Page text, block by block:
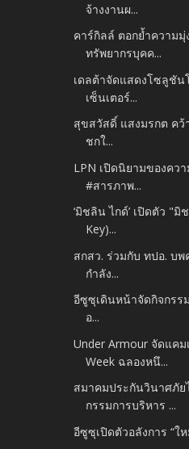
จ้างงานผ...
คาร์กิลล์ ตอกย้ำความ
ทรัพยากรบุคค...
เดลต้าจัดแสดงโซลูชัน
เซ็นเตอร์...
สุขสวัสดิ์ แสงมรกต ค
ชกใ...
LPN เปิดนิยามของคว
#สารภาพ...
‘มิชลิน ไกด์’ เปิดตัว "มิ
Key)...
สกสว. ร่วมกับ ทปอ. บพ
กำลัง...
อีซูซุเดินหน้าจัดกิจกรร
อ...
Under Armour จัดแคม
Week ฉลองหนึ...
สมาคมประกันวินาศภั
กรรมการบริหาร ...
อีซูซุเปิดตัวอลังการ “ใ